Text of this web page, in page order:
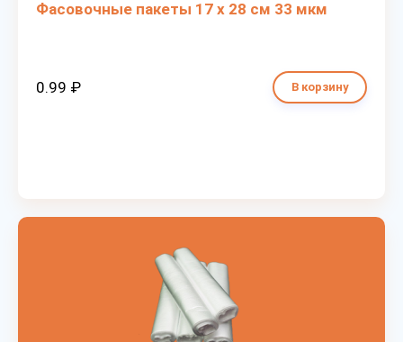
Фасовочные пакеты 17 х 28 см 33 мкм
0.99 ₽ В корзину